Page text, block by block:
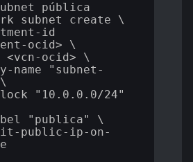
pública
subnet create \
id
ocid> \
ocid> \
name "subnet-
"10.0.0.0/24"
"publica" \
public-ip-on-